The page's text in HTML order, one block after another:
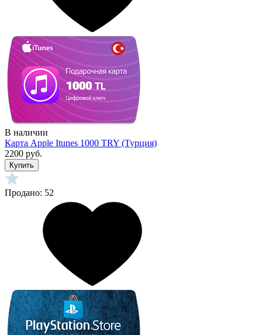
В наличии
Карта Apple Itunes 1000 TRY (Турция)
2200 руб.
Купить
Продано: 52